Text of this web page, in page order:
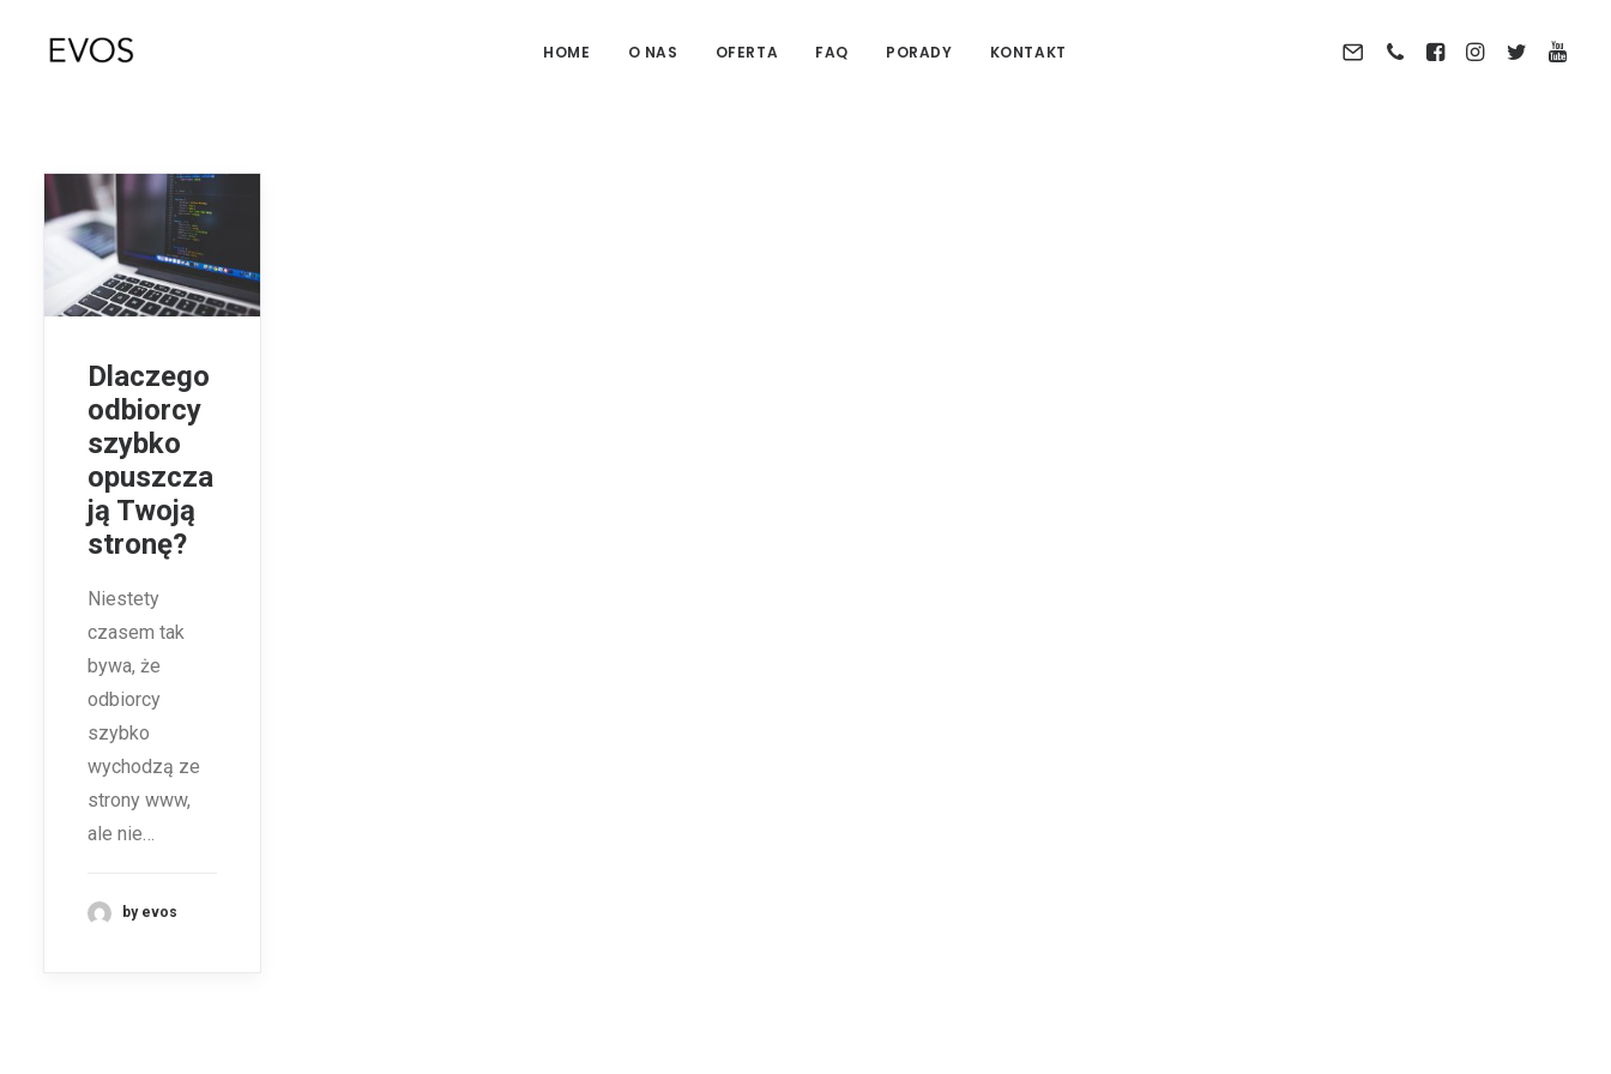
HOME O NAS OFERTA FAQ PORADY KONTAKT
Dlaczego
odbiorcy
szybko
opuszcza
ją Twoją
stronę?
Niestety
czasem tak
bywa, że
odbiorcy
szybko
wychodzą ze
strony www,
ale nie…
by evos